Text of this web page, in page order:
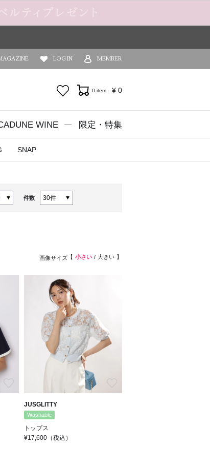
LOG IN MEMBER
お気に入り0 item - ¥ 0
WINE 限定・特集
SNAP
件数
画像サイズ 小さい 大きい
JUSGLITTY
Washable
トップス
¥17,600（税込）